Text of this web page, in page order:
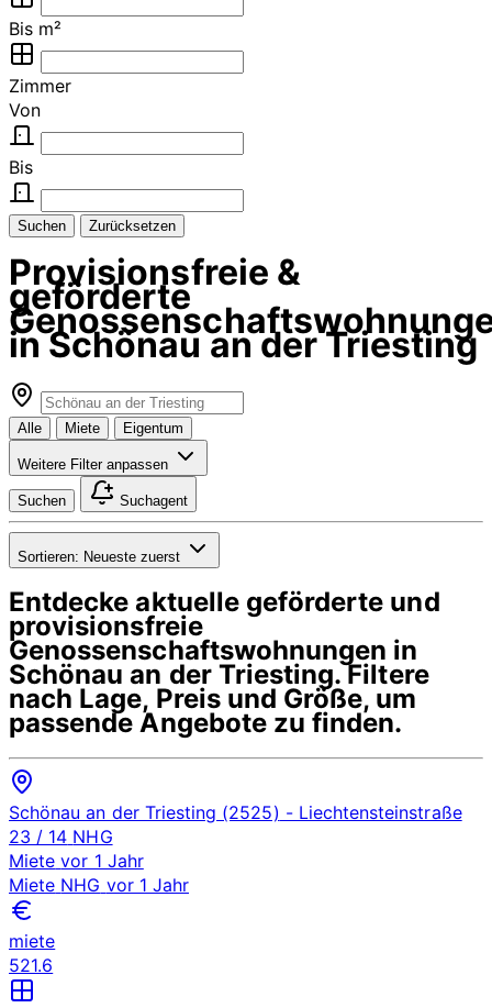
Bis m²
Zimmer
Von
Bis
Suchen Zurücksetzen
Provisionsfreie &
geförderte
in Schönau an der Triesting
Alle Miete Eigentum
Weitere Filter anpassen
Suchen Suchagent
Sortieren: Neueste zuerst
Entdecke aktuelle geförderte und
provisionsfreie
Genossenschaftswohnungen in
Schönau an der Triesting. Filtere
nach Lage, Preis und Größe, um
passende Angebote zu finden.
Schönau an der Triesting (2525) - Liechtensteinstraße
23 / 14 NHG
Miete vor 1 Jahr
Miete NHG vor 1 Jahr
miete
521.6